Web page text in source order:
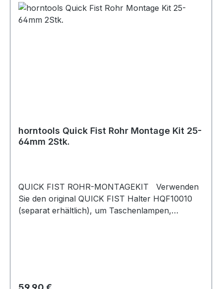
horntools Quick Fist Rohr Montage Kit 25-
64mm 2Stk.
QUICK FIST ROHR-MONTAGEKIT Verwenden
Sie den original QUICK FIST Halter HQF10010
(separat erhältlich), um Taschenlampen,
Luftbehälter, Lachgasbehälter oder sonstige
Regulärer Preis: